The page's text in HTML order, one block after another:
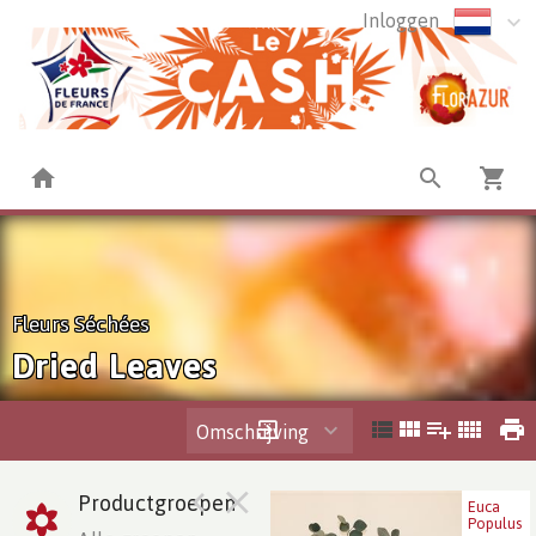
Inloggen
Fleurs Séchées
Dried Leaves
Omschrijving
Productgroepen
Euca
Populus
Euca Populus Preserve